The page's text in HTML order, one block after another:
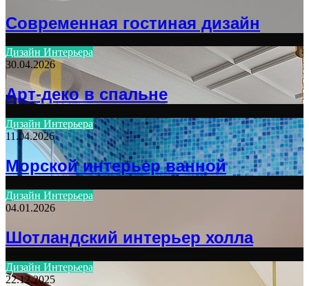
Современная гостиная дизайн
Дизайн Интерьера
30.04.2026
Арт-деко в спальне
Дизайн Интерьера
11.04.2026
Морской интерьер ванной
Дизайн Интерьера
04.01.2026
Шотландский интерьер холла
Дизайн Интерьера
22.12.2025